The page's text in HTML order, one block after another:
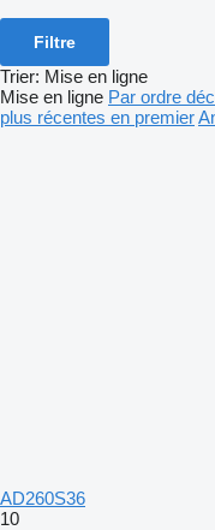
Filtre
Trier: Mise en ligne
Mise en ligne Par ordre
plus récentes en premier
AD260S36
10